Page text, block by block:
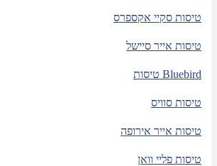
טיסות סקיי אקספרס
טיסות אייר סיישל
טיסות Bluebird
טיסות סוויס
טיסות אייר אירופה
טיסות פליי וואן